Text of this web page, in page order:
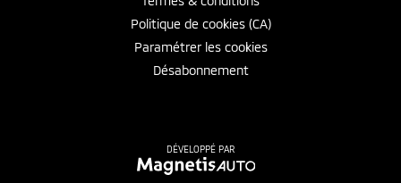
Politique de cookies (CA)
Paramétrer les cookies
Désabonnement
DÉVELOPPÉ PAR